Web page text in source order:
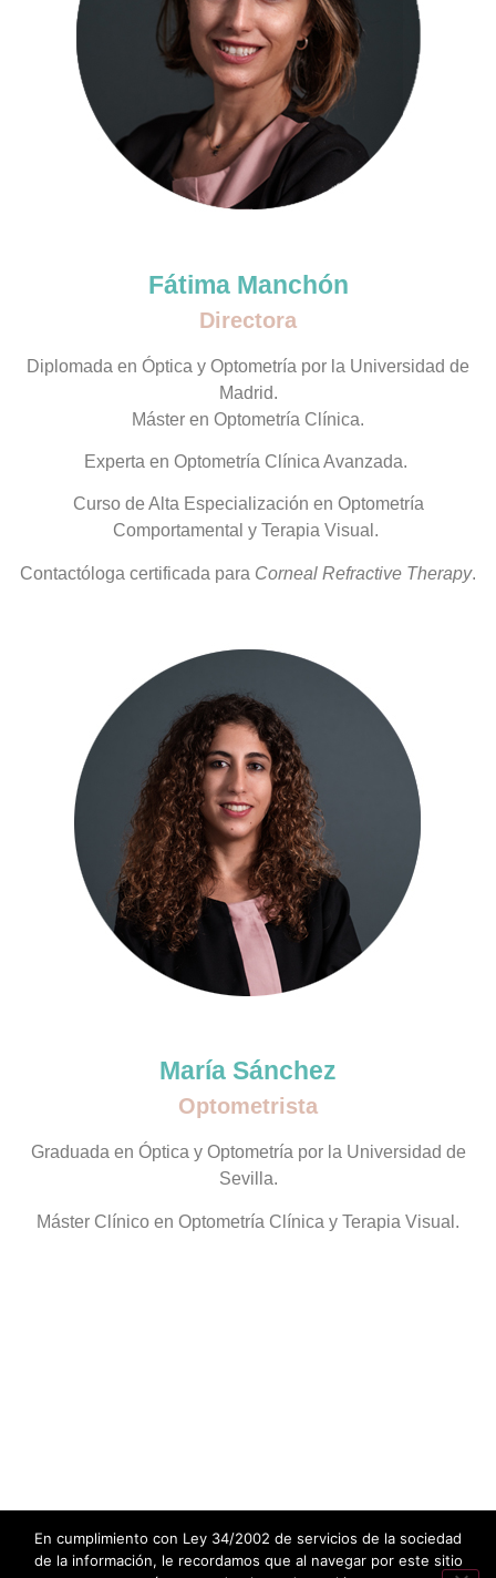
Fátima Manchón
Directora
Diplomada en Óptica y Optometría por la Universidad de
Madrid.
Máster en Optometría Clínica.
Experta en Optometría Clínica Avanzada.
Curso de Alta Especialización en Optometría
Comportamental y Terapia Visual.
Contactóloga certificada para Corneal Refractive Therapy.
María Sánchez
Optometrista
Graduada en Óptica y Optometría por la Universidad de
Sevilla.
Máster Clínico en Optometría Clínica y Terapia Visual.
mejor para ti.
En cumplimiento con Ley 34/2002 de servicios de la sociedad
de la información, le recordamos que al navegar por este sitio